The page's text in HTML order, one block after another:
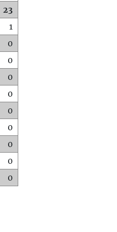
23
1
0
0
0
0
0
0
0
0
0